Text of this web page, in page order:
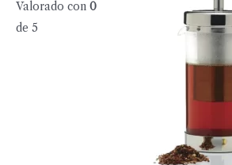
Valorado con 0
de 5